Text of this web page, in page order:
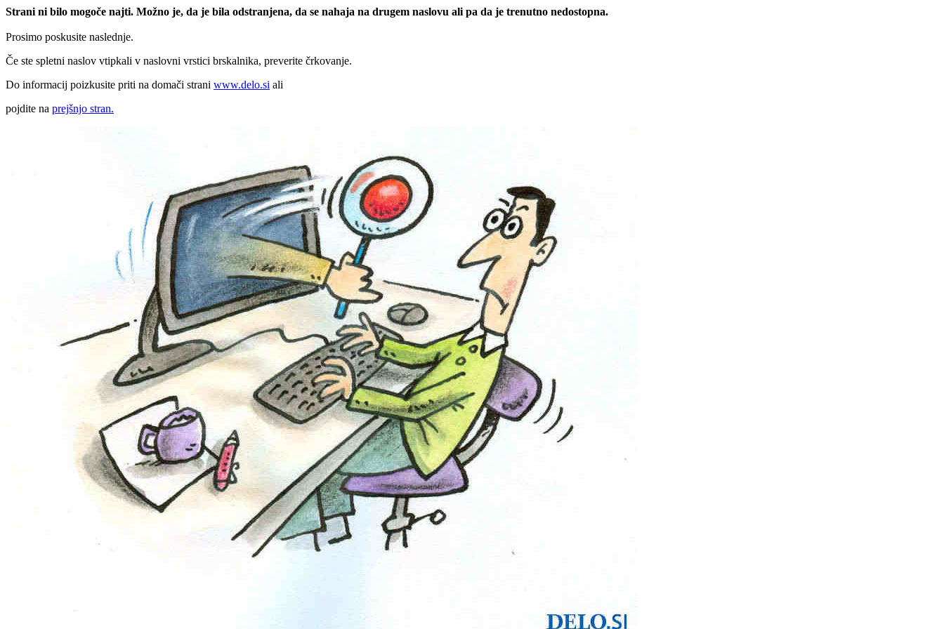
Strani ni bilo mogoče najti. Možno je, da je bila odstranjena, da se nahaja na drugem naslovu ali pa da je trenutno nedostopna.
Prosimo poskusite naslednje.
Če ste spletni naslov vtipkali v naslovni vrstici brskalnika, preverite črkovanje.
Do informacij poizkusite priti na domači strani www.delo.si ali
pojdite na prejšnjo stran.